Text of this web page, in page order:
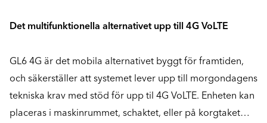
Det multifunktionella alternativet upp till 4G VoLTE
GL6 4G är det mobila alternativet byggt för framtiden,
och säkerställer att systemet lever upp till morgondagens
tekniska krav med stöd för upp til 4G VoLTE. Enheten kan
placeras i maskinrummet, schaktet, eller på korgtaket